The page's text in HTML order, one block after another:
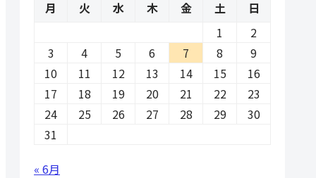
月
火 水 木 金 土
日
1
2
3
4 5 6 7 8
9
10
11 12 13 14 15
16
17
18 19 20 21 22
23
24
25 26 27 28 29
30
31
« 6月